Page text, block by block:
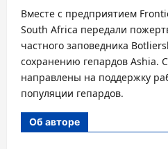
Вместе с предприятием
South Africa передали
частного заповедника
сохранению гепардов Ashia.
направлены на поддержку
популяции гепардов.
Об авторе